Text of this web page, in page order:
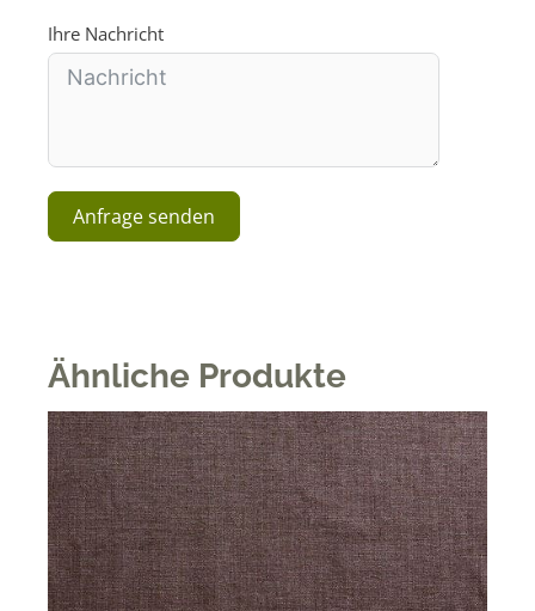
s
+
1
Ihre Nachricht
Anfrage senden
e
r
a
t
i
v
e
:
Ähnliche Produkte